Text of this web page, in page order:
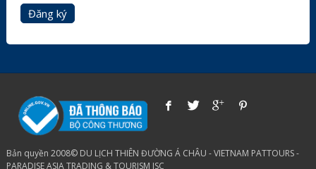
Đăng ký
Bản quyền 2008© DU LỊCH THIÊN ĐƯỜNG Á CHÂU - VIETNAM PATTOURS -
PARADISE ASIA TRADING & TOURISM JSC